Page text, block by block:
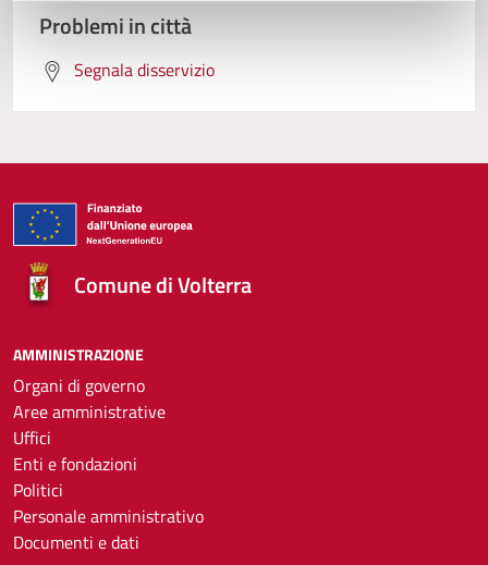
Problemi in città
Segnala disservizio
Comune di Volterra
AMMINISTRAZIONE
Organi di governo
Aree amministrative
Uffici
Enti e fondazioni
Politici
Personale amministrativo
Documenti e dati